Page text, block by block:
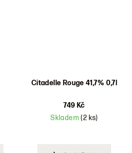
Citadelle Rouge 41,7% 0,7l
749 Kč
Skladem(2 ks)